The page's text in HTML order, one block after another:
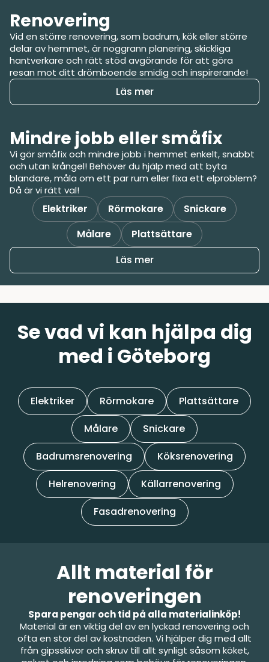
Renovering
Vid en större renovering, som badrum, kök eller större
delar av hemmet, är noggrann planering, skickliga
hantverkare och rätt stöd avgörande för att göra
resan mot ditt drömboende smidig och inspirerande!
Läs mer
Mindre jobb eller småfix
Vi gör småfix och mindre jobb i hemmet enkelt, snabbt
och utan krångel! Behöver du hjälp med att byta
blandare, måla om ett par rum eller fixa ett elproblem?
Då är vi rätt val!
Elektriker Rörmokare
Snickare
Målare
Plattsättare
Läs mer
Se vad vi kan hjälpa dig
med i Göteborg
Elektriker Rörmokare
Plattsättare
Målare
Snickare
Badrumsrenovering
Köksrenovering
Helrenovering
Källarrenovering
Fasadrenovering
Allt material för
renoveringen
Spara pengar och tid på alla materialinköp!
Material är en viktig del av en lyckad renovering och
ofta en stor del av kostnaden. Vi hjälper dig med allt
från gipsskivor och skruv till allt synligt såsom köket,